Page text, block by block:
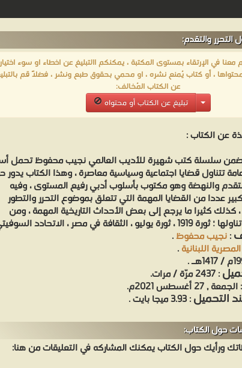
والتقدم:
في الإرتقاء بمستوى المكتبة ، يمكنكم االتبليغ عن اخطاء او سوء اختيار
، أو كتاب يُمنع نشره ، او محمي بحقوق طبع ونشر ، فضلاً قم
عن الكتاب المُخالف:
تبليغ عن الكتاب أو محتواه
عن الكتاب :
سلسلة كتب شهيرة للأديب العالمي نجيب محفوظ تحمل
تتناول قضايا اجتماعية وسياسية معاصرة ، وهذا الكتاب يدور
والنهضة وهو مكتوب بأسلوب أدبي رفيع المستوى ، وفيه
عددا من القضايا المهمة التي تتعلق بموضوع التحرر والتطور
كذلك كثيرا ما يرجع إلى بعض الأحداث التاريخية المهمة ، ومن
في مصر ، الاتحادد السوفيتي
:نجيب محفوظ.
اللبنانية.
: 2437 مرّة / مرات.
: الجمعة , 27 أغسطس 2021م.
التحميل: 3.93 ميجا بايت .
حول الكتاب:
ورأيك حول الكتاب يمكنك المشاركه في التعليقات من هنا: